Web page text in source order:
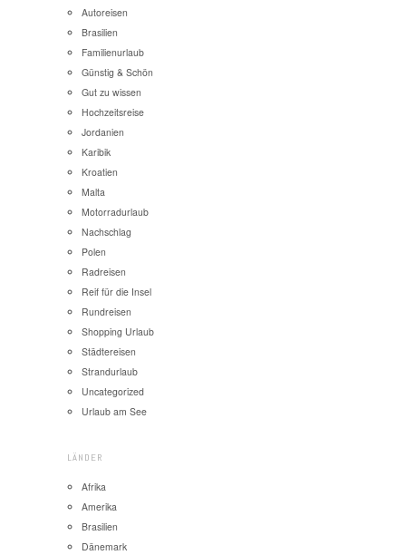
Autoreisen
Brasilien
Familienurlaub
Günstig & Schön
Gut zu wissen
Hochzeitsreise
Jordanien
Karibik
Kroatien
Malta
Motorradurlaub
Nachschlag
Polen
Radreisen
Reif für die Insel
Rundreisen
Shopping Urlaub
Städtereisen
Strandurlaub
Uncategorized
Urlaub am See
LÄNDER
Afrika
Amerika
Brasilien
Dänemark